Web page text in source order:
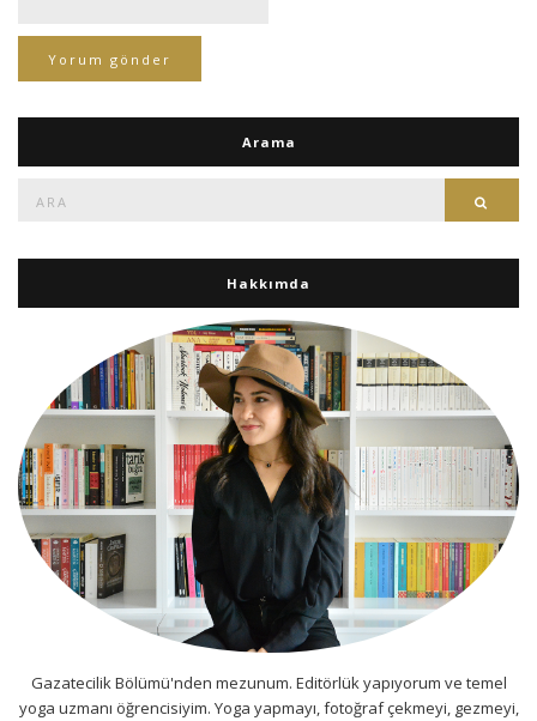
Arama
Hakkımda
Gazatecilik Bölümü'nden mezunum. Editörlük yapıyorum ve temel
yoga uzmanı öğrencisiyim. Yoga yapmayı, fotoğraf çekmeyi, gezmeyi,